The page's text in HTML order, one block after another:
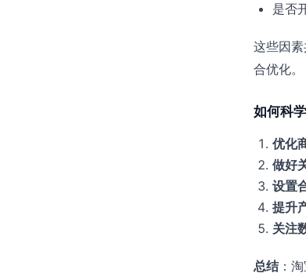
是否
这些因
合优化。
如何科
优化
做好
设置
提升
关注
总结：